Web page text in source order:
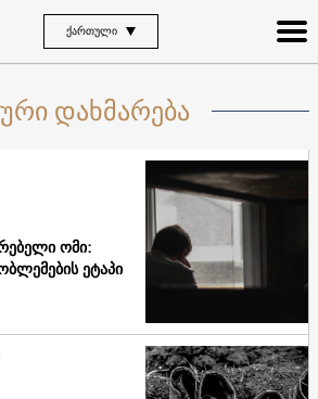
ᲥᲐᲠᲗᲣᲚᲘ
დახმარება
ომი:
ეტაპი